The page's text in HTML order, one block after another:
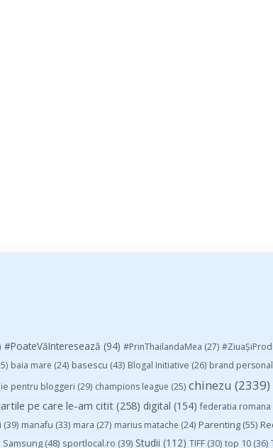
#PoateVăInteresează (94) #PrinThailandaMea (27)
baia mare (24) basescu (43) Blogal Initiative (26) brand personal
pentru bloggeri (29) champions league (25) chinezu (2339)
pe care le-am citit (258) digital (154) federatia
(39) manafu (33) mara (27) marius matache (24) Parenting (55)
Samsung (48) sportlocal.ro (39) Studii (112) TIFF (30) top 10 (36)